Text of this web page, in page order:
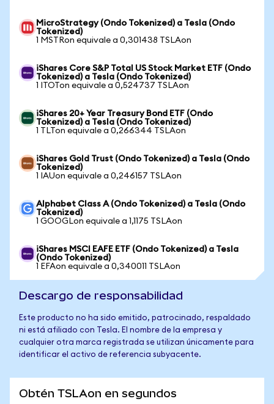
MicroStrategy (Ondo Tokenized) a Tesla (Ondo
Tokenized)
1 MSTRon equivale a 0,301438 TSLAon
iShares Core S&P Total US Stock Market ETF (Ondo
Tokenized) a Tesla (Ondo Tokenized)
1 ITOTon equivale a 0,524737 TSLAon
iShares 20+ Year Treasury Bond ETF (Ondo
Tokenized) a Tesla (Ondo Tokenized)
1 TLTon equivale a 0,266344 TSLAon
iShares Gold Trust (Ondo Tokenized) a Tesla (Ondo
Tokenized)
1 IAUon equivale a 0,246157 TSLAon
Alphabet Class A (Ondo Tokenized) a Tesla (Ondo
Tokenized)
1 GOOGLon equivale a 1,1175 TSLAon
iShares MSCI EAFE ETF (Ondo Tokenized) a Tesla
(Ondo Tokenized)
1 EFAon equivale a 0,340011 TSLAon
Descargo de responsabilidad
Este producto no ha sido emitido, patrocinado, respaldado
ni está afiliado con Tesla. El nombre de la empresa y
cualquier otra marca registrada se utilizan únicamente para
identificar el activo de referencia subyacente.
Obtén TSLAon en segundos